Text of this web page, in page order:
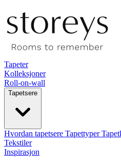
Tapeter
Kolleksjoner
Roll-on-wall
Tapetsere
Hvordan tapetsere Tapettyper
Tekstiler
Inspirasjon